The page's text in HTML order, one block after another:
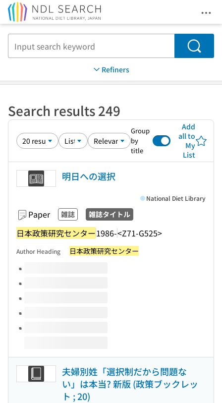
Search
Refiners
Search results 249
Group
by
title
Add
all to
My
List
明日への選択
Paper 雑誌 雑誌タイトル
日本政策研究センター1986-<Z71-G525>
National Diet Library
Author Heading 日本政策研究センター
Volumes of this title
夫婦別姓「選択制だから問題な
い」は本当? 新版 (政策ブックレッ
ト ; 20)